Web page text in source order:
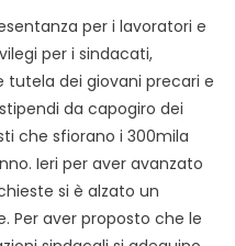
per i lavoratori e
per i sindacati,
tutela dei giovani precari e
da capogiro dei
che sfiorano i 300mila
Ieri per aver avanzato
si è alzato un
Per aver proposto che le